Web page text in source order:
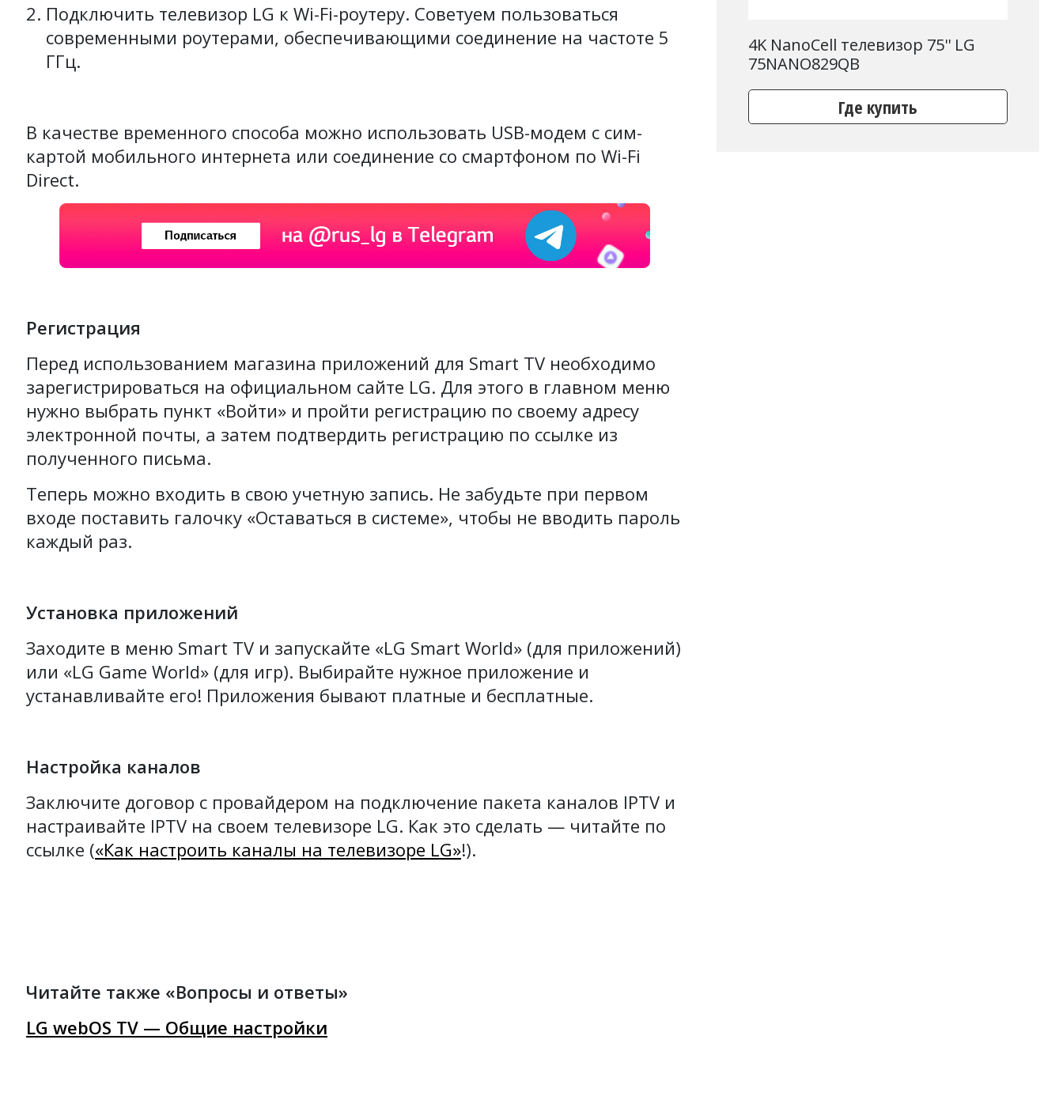
Подключить телевизор LG к Wi-Fi-роутеру. Советуем пользоваться
современными роутерами, обеспечивающими соединение на частоте 5
ГГц.
В качестве временного способа можно использовать USB-модем с сим-
картой мобильного интернета или соединение со смартфоном по Wi-Fi
Direct.
Регистрация
Перед использованием магазина приложений для Smart TV необходимо
зарегистрироваться на официальном сайте LG. Для этого в главном меню
нужно выбрать пункт «Войти» и пройти регистрацию по своему адресу
электронной почты, а затем подтвердить регистрацию по ссылке из
полученного письма.
Теперь можно входить в свою учетную запись. Не забудьте при первом
входе поставить галочку «Оставаться в системе», чтобы не вводить пароль
каждый раз.
Установка приложений
Заходите в меню Smart TV и запускайте «LG Smart World» (для приложений)
или «LG Game World» (для игр). Выбирайте нужное приложение и
устанавливайте его! Приложения бывают платные и бесплатные.
Настройка каналов
Заключите договор с провайдером на подключение пакета каналов IPTV и
настраивайте IPTV на своем телевизоре LG. Как это сделать — читайте по
ссылке («Как настроить каналы на телевизоре LG»!).
Читайте также «Вопросы и ответы»
LG webOS TV — Общие настройки
4K NanoCell телевизор 75'' LG
75NANO829QB
Где купить